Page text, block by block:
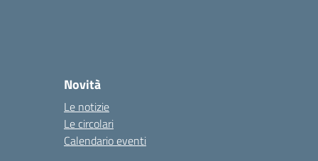
Novità
Le notizie
Le circolari
Calendario eventi